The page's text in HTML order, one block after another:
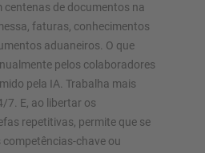
centenas de documentos na
faturas, conhecimentos
aduaneiros. O que
pelos colaboradores
pela IA. Trabalha mais
7. E, ao libertar os
repetitivas, permite que se
chave ou